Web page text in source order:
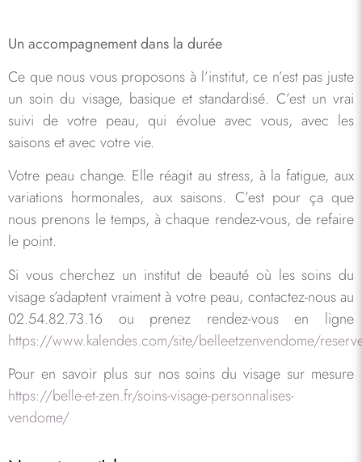
Un accompagnement dans la durée
Ce que nous vous proposons à l’institut, ce n’est pas juste
un soin du visage, basique et standardisé. C’est un vrai
suivi de votre peau, qui évolue avec vous, avec les
saisons et avec votre vie.
Votre peau change. Elle réagit au stress, à la fatigue, aux
variations hormonales, aux saisons. C’est pour ça que
nous prenons le temps, à chaque rendez-vous, de refaire
le point.
Si vous cherchez un institut de beauté où les soins du
visage s’adaptent vraiment à votre peau, contactez-nous au
02.54.82.73.16 ou prenez rendez-vous en ligne
https://www.kalendes.com/site/belleetzenvendome/
Pour en savoir plus sur nos soins du visage sur mesure
https://belle-et-zen.fr/soins-visage-personnalises-
vendome/